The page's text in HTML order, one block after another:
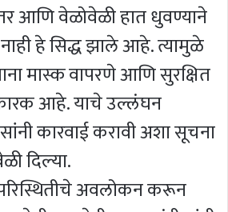
आणि वेळोवेळी हात धुवण्याने
हे सिद्ध झाले आहे. त्यामुळे
मास्क वापरणे आणि सुरक्षित
आहे. याचे उल्लंघन
कारवाई करावी अशा सूचना
दिल्या.
अवलोकन करून